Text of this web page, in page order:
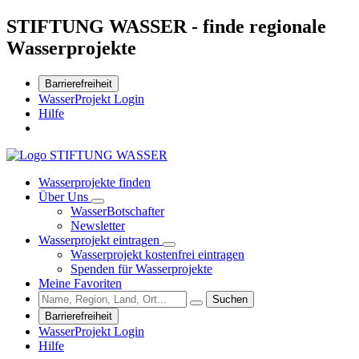
STIFTUNG WASSER - finde regionale
Wasserprojekte
Barrierefreiheit
WasserProjekt Login
Hilfe
Wasserprojekte finden
Über Uns
WasserBotschafter
Newsletter
Wasserprojekt eintragen
Wasserprojekt kostenfrei eintragen
Spenden für Wasserprojekte
Meine Favoriten
Suchen
Barrierefreiheit
WasserProjekt Login
Hilfe